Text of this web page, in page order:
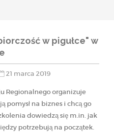
w pigułce" w
21 marca 2019
Regionalnego organizuje
pomysł na biznes i chcą go
dowiedzą się m.in. jak
potrzebują na początek.